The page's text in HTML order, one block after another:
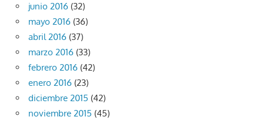
junio 2016 (32)
mayo 2016 (36)
abril 2016 (37)
marzo 2016 (33)
febrero 2016 (42)
enero 2016 (23)
diciembre 2015 (42)
noviembre 2015 (45)